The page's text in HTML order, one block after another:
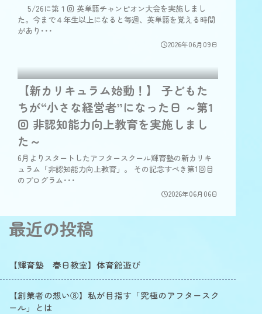
2026年06月09日
5/26に第１回 英単語チャンピオン大会を実施しまし
た。今まで４年生以上になると毎週、英単語を覚える時間
があり･･･
【新カリキュラム始動！】 子どもた
ちが“小さな経営者”になった日 ～第1
回 非認知能力向上教育を実施しまし
た～
2026年06月06日
6月よりスタートしたアフタースクール輝育塾の新カリキ
ュラム「非認知能力向上教育」。 その記念すべき第1回目
のプログラム･･･
最近の投稿
【輝育塾 春日教室】体育館遊び
【創業者の想い⑧】私が目指す「究極のアフタースク
ール」とは